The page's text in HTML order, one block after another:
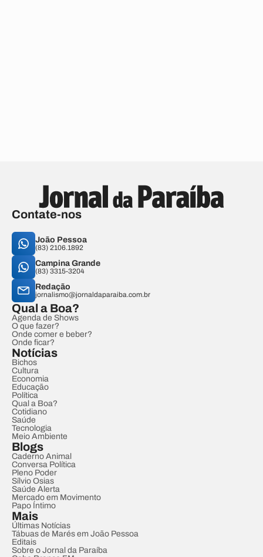
Contate-nos
João Pessoa
(83) 2106.1892
Campina Grande
(83) 3315-3204
Redação
jornalismo@jornaldaparaiba.com.br
Qual a Boa?
Agenda de Shows
O que fazer?
Onde comer e beber?
Onde ficar?
Notícias
Bichos
Cultura
Economia
Educação
Política
Qual a Boa?
Cotidiano
Saúde
Tecnologia
Meio Ambiente
Blogs
Caderno Animal
Conversa Política
Pleno Poder
Sílvio Osias
Saúde Alerta
Mercado em Movimento
Papo Íntimo
Mais
Últimas Notícias
Tábuas de Marés em João Pessoa
Editais
Sobre o Jornal da Paraíba